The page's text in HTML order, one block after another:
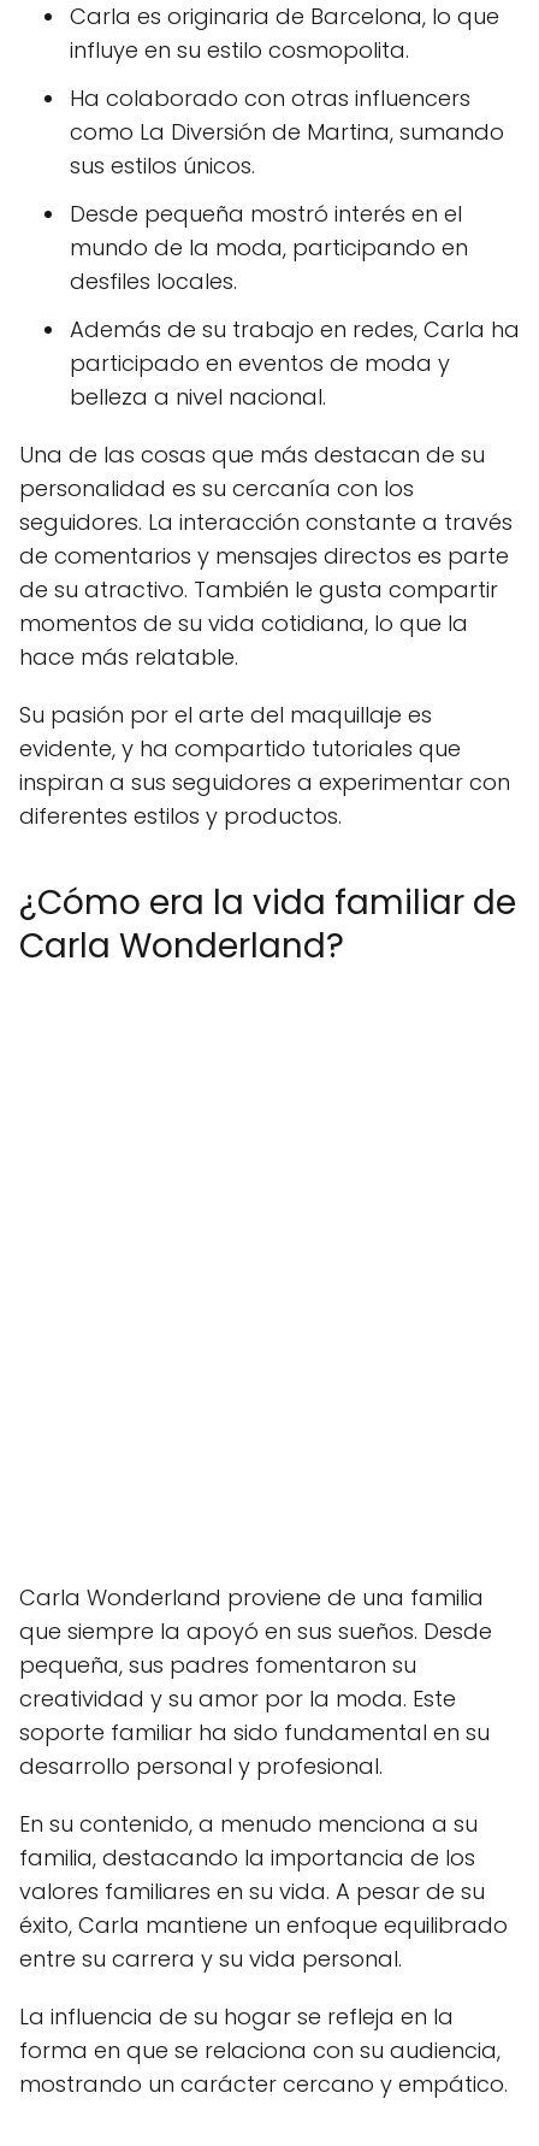
Carla es originaria de Barcelona, lo que
influye en su estilo cosmopolita.
Ha colaborado con otras influencers
como La Diversión de Martina, sumando
sus estilos únicos.
Desde pequeña mostró interés en el
mundo de la moda, participando en
desfiles locales.
Además de su trabajo en redes, Carla ha
participado en eventos de moda y
belleza a nivel nacional.
Una de las cosas que más destacan de su
personalidad es su cercanía con los
seguidores. La interacción constante a través
de comentarios y mensajes directos es parte
de su atractivo. También le gusta compartir
momentos de su vida cotidiana, lo que la
hace más relatable.
Su pasión por el arte del maquillaje es
evidente, y ha compartido tutoriales que
inspiran a sus seguidores a experimentar con
diferentes estilos y productos.
¿Cómo era la vida familiar de
Carla Wonderland?
Carla Wonderland proviene de una familia
que siempre la apoyó en sus sueños. Desde
pequeña, sus padres fomentaron su
creatividad y su amor por la moda. Este
soporte familiar ha sido fundamental en su
desarrollo personal y profesional.
En su contenido, a menudo menciona a su
familia, destacando la importancia de los
valores familiares en su vida. A pesar de su
éxito, Carla mantiene un enfoque equilibrado
entre su carrera y su vida personal.
La influencia de su hogar se refleja en la
forma en que se relaciona con su audiencia,
mostrando un carácter cercano y empático.